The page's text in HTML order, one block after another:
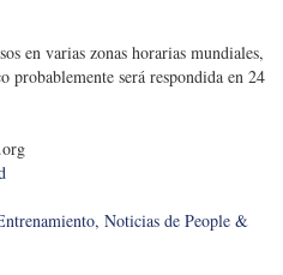
en varias zonas horarias mundiales,
probablemente será respondida en 24
, Noticias de People &